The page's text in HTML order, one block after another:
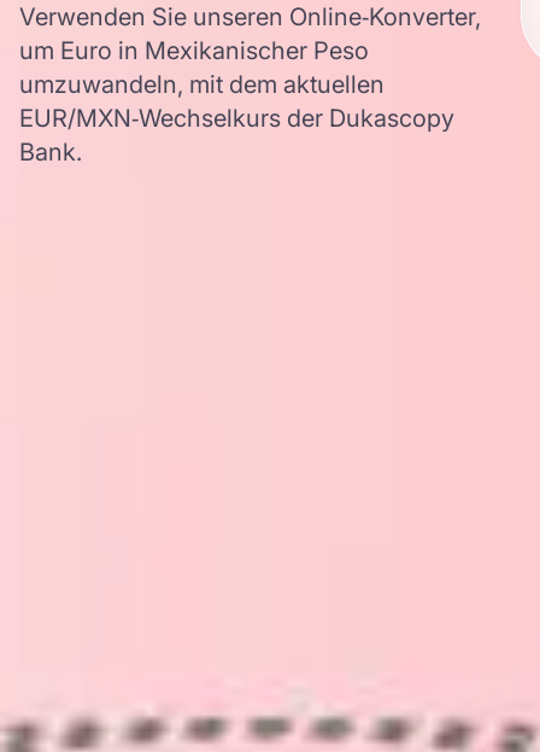
Verwenden Sie unseren Online‑Konverter,
um Euro in Mexikanischer Peso
umzuwandeln, mit dem aktuellen
EUR/MXN‑Wechselkurs der Dukascopy
Bank.